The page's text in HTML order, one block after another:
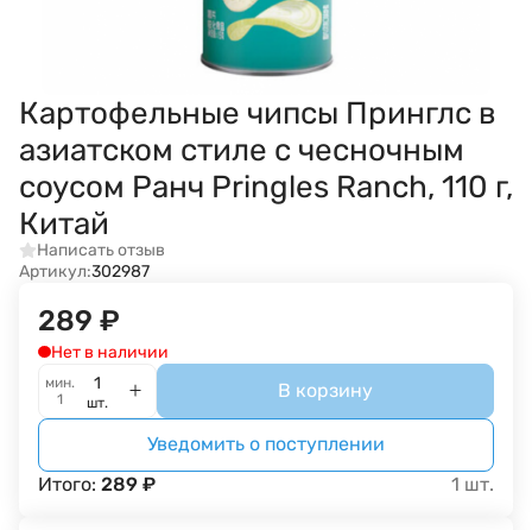
Картофельные чипсы Принглс в
азиатском стиле с чесночным
соусом Ранч Pringles Ranch, 110 г,
Китай
Написать отзыв
Артикул:302987
289 ₽
Нет в наличии
мин.
1
шт.
В корзину
Уведомить о поступлении
Итого: 289 ₽ 1 шт.